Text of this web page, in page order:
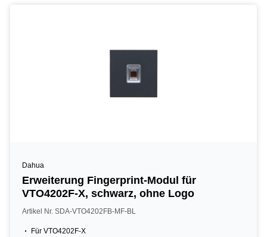
Dahua
Erweiterung Fingerprint-Modul für
VTO4202F-X, schwarz, ohne Logo
Artikel Nr. SDA-VTO4202FB-MF-BL
Für VTO4202F-X